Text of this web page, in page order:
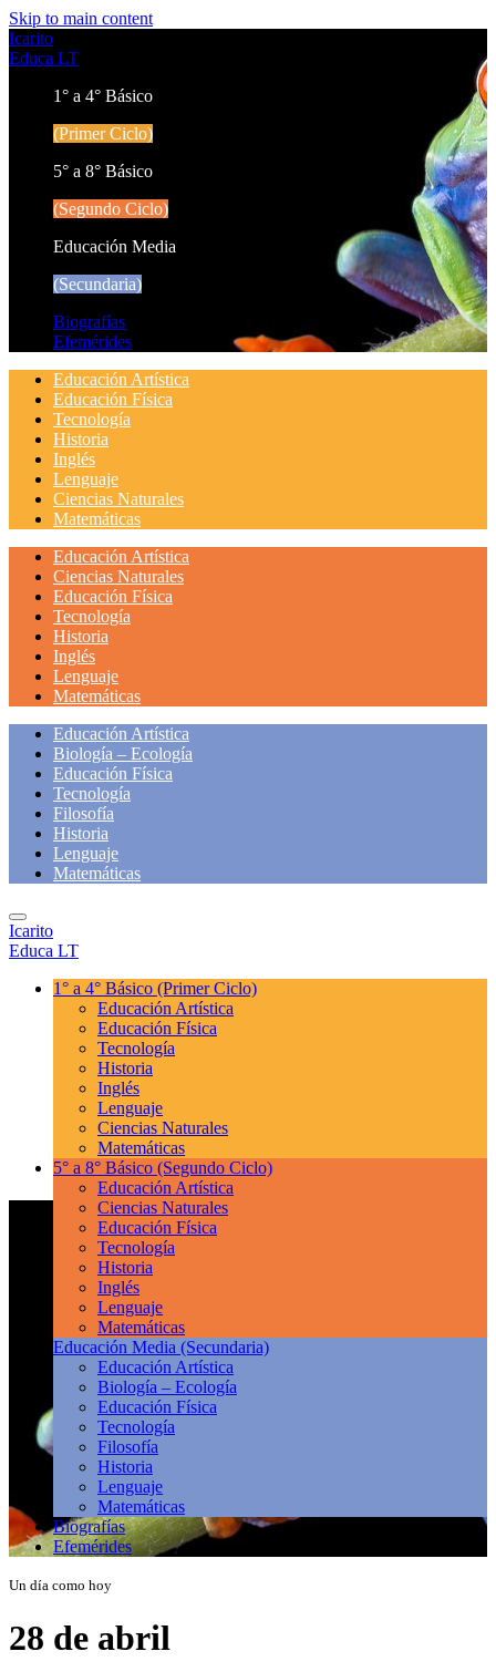
Skip to main content
Icarito
Educa LT
1° a 4° Básico
(Primer Ciclo)
5° a 8° Básico
(Segundo Ciclo)
Educación Media
(Secundaria)
Biografías
Efemérides
Educación Artística
Educación Física
Tecnología
Historia
Inglés
Lenguaje
Ciencias Naturales
Matemáticas
Educación Artística
Ciencias Naturales
Educación Física
Tecnología
Historia
Inglés
Lenguaje
Matemáticas
Educación Artística
Biología – Ecología
Educación Física
Tecnología
Filosofía
Historia
Lenguaje
Matemáticas
Icarito
Educa LT
1° a 4° Básico (Primer Ciclo)
Educación Artística
Educación Física
Tecnología
Historia
Inglés
Lenguaje
Ciencias Naturales
Matemáticas
5° a 8° Básico (Segundo Ciclo)
Educación Artística
Ciencias Naturales
Educación Física
Tecnología
Historia
Inglés
Lenguaje
Matemáticas
Educación Media (Secundaria)
Educación Artística
Biología – Ecología
Educación Física
Tecnología
Filosofía
Historia
Lenguaje
Matemáticas
Biografías
Efemérides
Un día como hoy
28 de abril